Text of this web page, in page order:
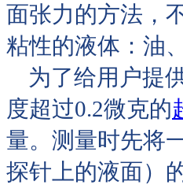
面张力的方法，
粘性的液体：油
为了给用户提
度超过0.2微克的
量。测量时先将
探针上的液面）